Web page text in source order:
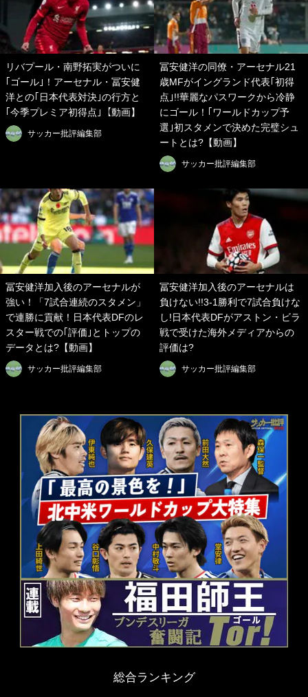
リバプール・南野拓実がついに
｢ゴール｣！アーセナル・冨安健
洋との｢日本代表対決｣の行方と
｢今季プレミア初得点｣【動画】
サッカー批評編集部
冨安健洋の同僚・アーセナル21
歳MFがイングランド代表｢初得
点｣!!華麗なパスワークから冷静
にゴール！｢ワールドカップ予
選｣初スタメンで決めた完璧シュ
ートとは?【動画】
サッカー批評編集部
冨安健洋加入後のアーセナルが
強い！「7試合連続のスタメン」
で連勝に貢献！日本代表DFのレ
スター戦での｢評価｣とトップの
データとは?【動画】
サッカー批評編集部
冨安健洋加入後のアーセナルは
負けない!!3-1勝利で7試合負けな
し!日本代表DFがアストン・ビラ
戦で受けた海外メディアからの
評価は?
サッカー批評編集部
総合ランキング